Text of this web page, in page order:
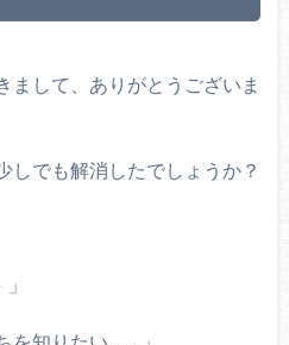
まして、ありがとうございま
しでも解消したでしょうか？